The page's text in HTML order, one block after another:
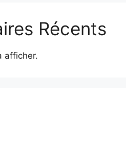
Récents
afficher.